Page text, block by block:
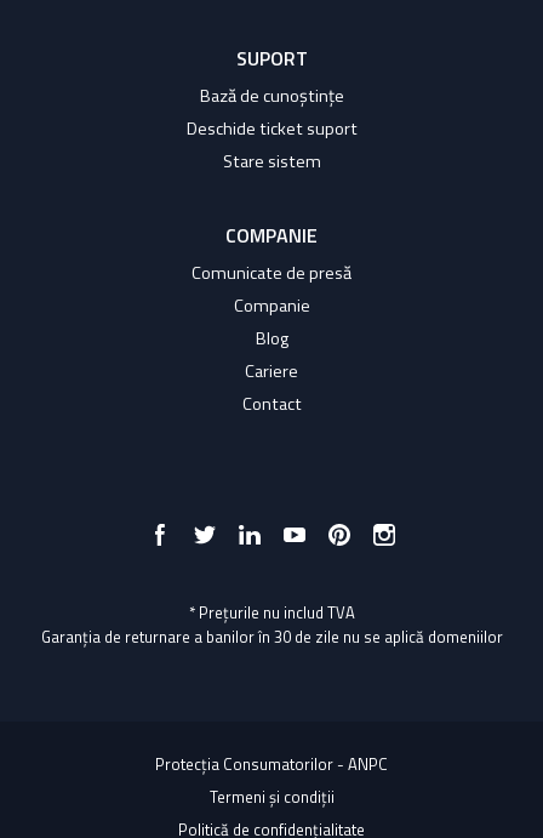
SUPORT
Bază de cunoștințe
Deschide ticket suport
Stare sistem
COMPANIE
Comunicate de presă
Companie
Blog
Cariere
Contact
* Prețurile nu includ TVA
Garanția de returnare a banilor în 30 de zile nu se aplică domeniilor
Protecția Consumatorilor - ANPC
Termeni și condiții
Politică de confidențialitate